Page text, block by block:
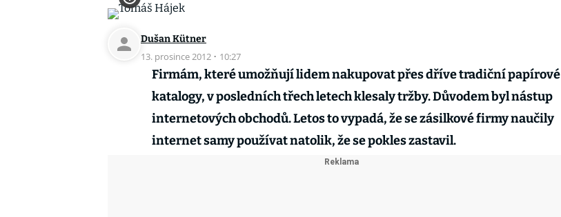
Dušan Kütner
13. prosince 2012 · 10:27
Firmám, které umožňují lidem nakupovat přes dříve tradiční papírové
katalogy, v posledních třech letech klesaly tržby. Důvodem byl nástup
internetových obchodů. Letos to vypadá, že se zásilkové firmy naučily
internet samy používat natolik, že se pokles zastavil.